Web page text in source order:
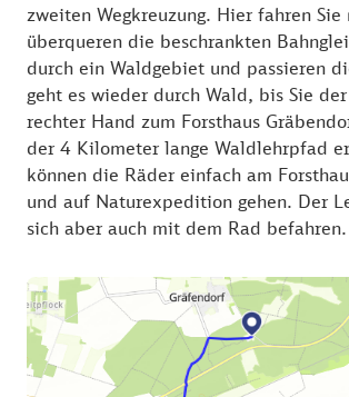
zweiten Wegkreuzung. Hier fahren Sie
überqueren die beschrankten
durch ein Waldgebiet und passieren
geht es wieder durch Wald, bis Sie
rechter Hand zum Forsthaus
der 4 Kilometer lange Waldlehrpfad
können die Räder einfach am
und auf Naturexpedition gehen. Der
sich aber auch mit dem Rad befahren.